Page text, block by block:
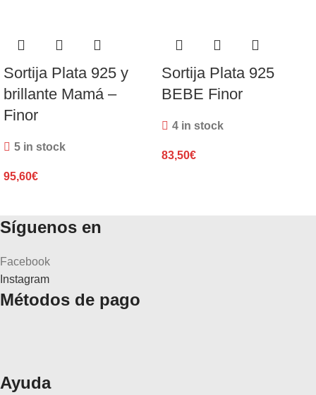
Sortija Plata 925 y
brillante Mamá –
Finor
5 in stock
95,60€
Sortija Plata 925
BEBE Finor
4 in stock
83,50€
Síguenos en
Facebook
Instagram
Métodos de pago
Ayuda